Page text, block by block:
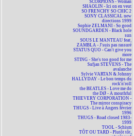
SCORPIONS - Woman
SHAOLIN - Ici on en veut
SO FRENCHY SO CHIC 2
SONY CLASSICAL new
directions 1999
Sophie ZELMANI - So good
SOUNDGARDEN - Black hole
sun
SOUS LE MANTEAU feat.
ZAMBLA - J'suis pas rassuré
STATUS QUO - Can't give you
more
STING - She's too good for me
Sufjan STEVENS - The
avalanche
Sylvie VARTAN & Johnny
HALLYDAY - Le bon temps du
rock'n'roll
the BEATLES - Love me do
the DØ - A mouthful
THIEVERY CORPORATION -
The mirror conspiracy
THUGS - Live à Angers février
1996
THUGS - Road closed 1983-
1999
TOOL - Schism
TÔT OU TARD - Plutôt tôt,